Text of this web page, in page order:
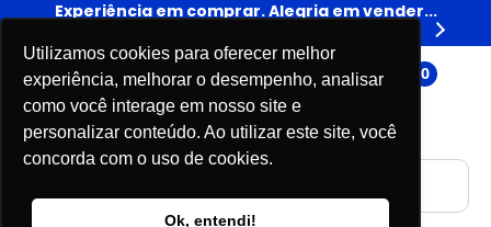
Utilizamos cookies para oferecer melhor
experiência, melhorar o desempenho, analisar
como você interage em nosso site e
personalizar conteúdo. Ao utilizar este site, você
concorda com o uso de cookies.
Ok, entendi!
Experiência em comprar. Alegria em vender...
0